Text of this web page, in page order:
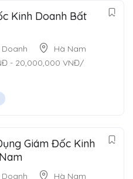
Kinh Doanh Bất
Hà Nam
- 20,000,000 VNĐ/
Giám Đốc Kinh
Hà Nam